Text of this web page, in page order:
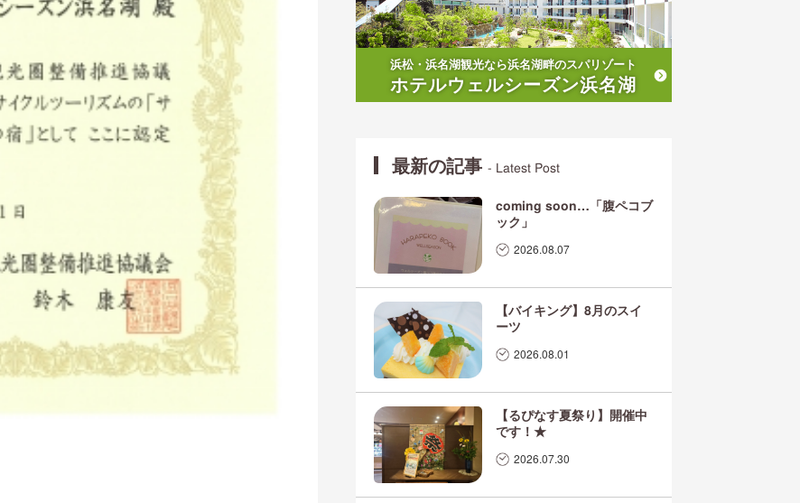
浜松・浜名湖観光なら浜名湖畔のスパリゾート
ホテルウェルシーズン浜名湖
最新の記事- Latest Post
coming soon…「腹ペコブ
ック」
2026.08.07
【バイキング】8月のスイ
ーツ
2026.08.01
【るぴなす夏祭り】開催中
です！★
2026.07.30